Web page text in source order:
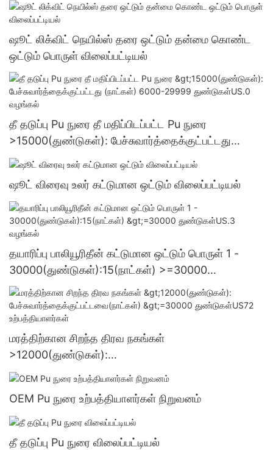
ஷூட் லிக்விட் நெயில்ஸ் தரை ஒட்டும் தன்மை கொண்ட
ஒட்டும் பொருள் விலைப்பட்டியல்
தீ தடுப்பு Pu நுரை தீ மதிப்பிடப்பட்ட Pu நுரை
>15000(துண்டுகள்): பேச்சுவார்த்தைக்குட்பட்டது
(நாட்கள்) 6000-29999 துண்டுகள்US.0 வழங்கல்
ஷூட் விரைவு உலர் கட்டுமான ஒட்டும் விலைப்பட்டியல்
தயாரிப்பு பாலியூரிதீன் கட்டுமான ஒட்டும் பொருள் 1 -
30000(துண்டுகள்):15(நாட்கள்) >=30000
துண்டுகள்US.3 வழங்கல்
மரத்திற்கான சிறந்த திரவ நகங்கள்
>12000(துண்டுகள்):
பேச்சுவார்த்தைக்குட்பட்டவை(நாட்கள்) >=30000
துண்டுகள்US72 உற்பத்தியாளர்கள்
OEM Pu நுரை உற்பத்தியாளர்கள் நிறுவனம்
தீ தடுப்பு Pu நுரை விலைப்பட்டியல்